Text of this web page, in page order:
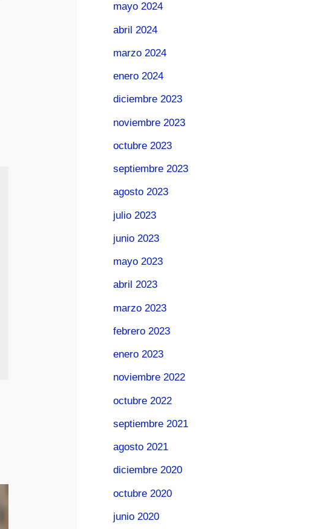
mayo 2024
abril 2024
marzo 2024
enero 2024
diciembre 2023
noviembre 2023
octubre 2023
septiembre 2023
agosto 2023
julio 2023
junio 2023
mayo 2023
abril 2023
marzo 2023
febrero 2023
enero 2023
noviembre 2022
octubre 2022
septiembre 2021
agosto 2021
diciembre 2020
octubre 2020
junio 2020